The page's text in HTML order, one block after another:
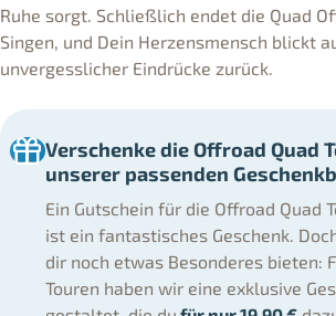
Ruhe sorgt. Schließlich endet die Quad
Singen, und Dein Herzensmensch blickt
unvergesslicher Eindrücke zurück.
Verschenke die Offroad Quad
unserer passenden
Ein Gutschein für die Offroad Quad
ist ein fantastisches Geschenk.
dir noch etwas Besonderes bieten:
Touren haben wir eine exklusive